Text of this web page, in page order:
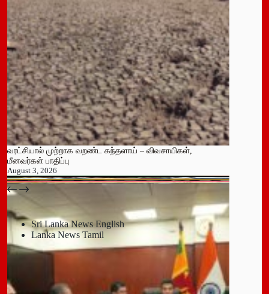
வரட்சியால் முற்றாக வறண்ட கந்தளாய் – விவசாயிகள்,
மீனவர்கள் பாதிப்பு
August 3, 2026
பதுளை மாநகர சபையின் NPP உறுப்பினர் திடீர் ராஜினாமா!
July 14, 2026
Sri Lanka News English
Lanka News Tamil